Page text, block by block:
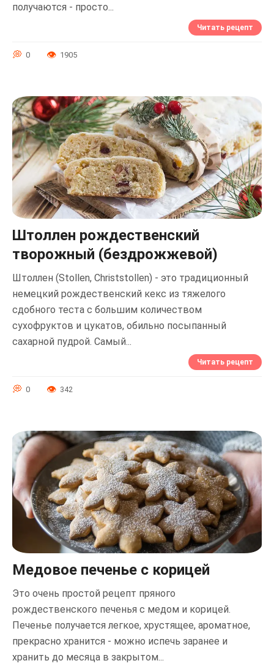
получаются - просто...
Читать рецепт
0 1905
Штоллен рождественский
творожный (бездрожжевой)
Штоллен (Stollen, Christstollen) - это традиционный
немецкий рождественский кекс из тяжелого
сдобного теста с большим количеством
сухофруктов и цукатов, обильно посыпанный
сахарной пудрой. Самый...
Читать рецепт
0 342
Медовое печенье с корицей
Это очень простой рецепт пряного
рождественского печенья с медом и корицей.
Печенье получается легкое, хрустящее, ароматное,
прекрасно хранится - можно испечь заранее и
хранить до месяца в закрытом...